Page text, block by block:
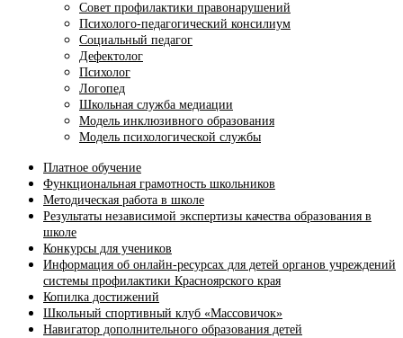
Совет профилактики правонарушений
Психолого-педагогический консилиум
Социальный педагог
Дефектолог
Психолог
Логопед
Школьная служба медиации
Модель инклюзивного образования
Модель психологической службы
Платное обучение
Функциональная грамотность школьников
Методическая работа в школе
Результаты независимой экспертизы качества образования в
школе
Конкурсы для учеников
Информация об онлайн-ресурсах для детей органов учреждений
системы профилактики Красноярского края
Копилка достижений
Школьный спортивный клуб «Массовичок»
Навигатор дополнительного образования детей